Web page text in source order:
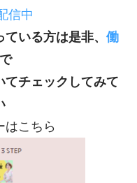
信中
いる方は是非、 働
で
てチェックしてみて
はこちら